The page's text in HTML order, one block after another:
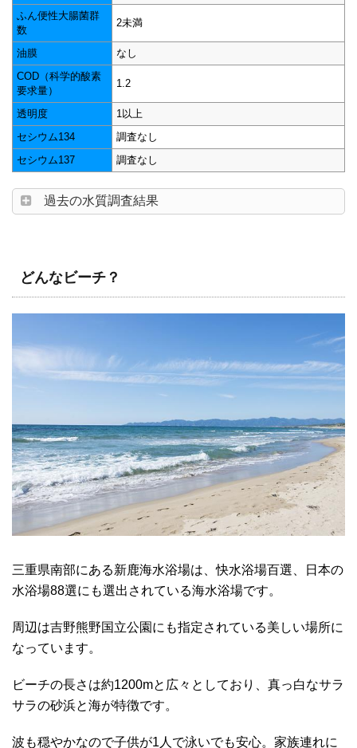
ふん便性大腸菌群
数
2未満
油膜
なし
COD（科学的酸素
要求量）
1.2
透明度
1以上
セシウム134
調査なし
セシウム137
調査なし
過去の水質調査結果
どんなビーチ？
三重県南部にある新鹿海水浴場は、快水浴場百選、日本の
水浴場88選にも選出されている海水浴場です。
周辺は吉野熊野国立公園にも指定されている美しい場所に
なっています。
ビーチの長さは約1200mと広々としており、真っ白なサラ
サラの砂浜と海が特徴です。
波も穏やかなので子供が1人で泳いでも安心。家族連れに